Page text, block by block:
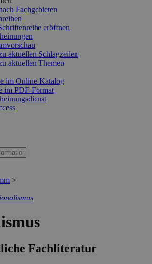
Fachgebieten
eröffnen
aktuellen Schlagzeilen
aktuellen Themen
im Online-Katalog
im PDF-Format
>
Fachliteratur